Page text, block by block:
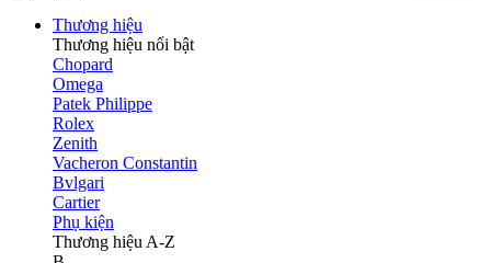
Thương hiệu
Thương hiệu nổi bật
Chopard
Omega
Patek Philippe
Rolex
Zenith
Vacheron Constantin
Bvlgari
Cartier
Phụ kiện
Thương hiệu A-Z